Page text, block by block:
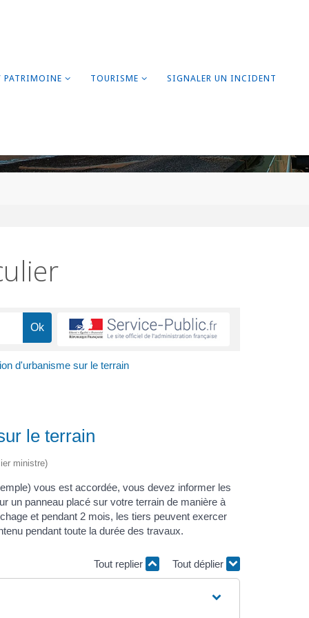
PATRIMOINE TOURISME SIGNALER UN INCIDENT
d'urbanisme sur le terrain
le terrain
ministre)
vous est accordée, vous devez informer les
un panneau placé sur votre terrain de manière à
et pendant 2 mois, les tiers peuvent exercer
pendant toute la durée des travaux.
Tout replier Tout déplier